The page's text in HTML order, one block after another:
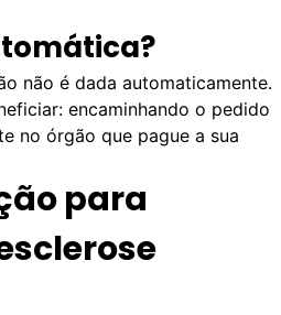
não é dada automaticamente.
encaminhando o pedido
no órgão que pague a sua
para